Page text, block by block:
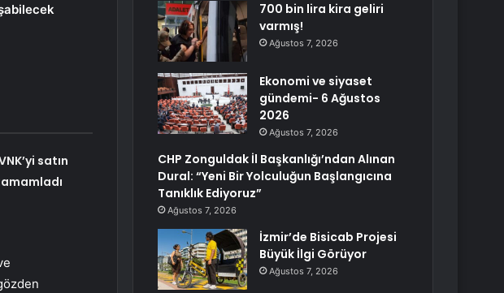
satın
700 bin lira kira geliri
varmış!
Ağustos 7, 2026
Ekonomi ve siyaset
gündemi- 6 Ağustos
2026
Ağustos 7, 2026
CHP Zonguldak İl Başkanlığı’ndan Alınan
Dural: “Yeni Bir Yolculuğun Başlangıcına
Tanıklık Ediyoruz”
Ağustos 7, 2026
İzmir’de Bisicab Projesi
Büyük İlgi Görüyor
Ağustos 7, 2026